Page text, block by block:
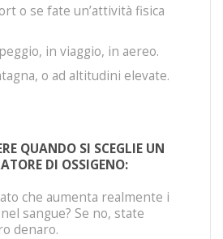
o se fate un’attività fisica
in viaggio, in aereo.
o ad altitudini elevate.
QUANDO SI SCEGLIE UN
DI OSSIGENO:
che aumenta realmente i
sangue? Se no, state
denaro.